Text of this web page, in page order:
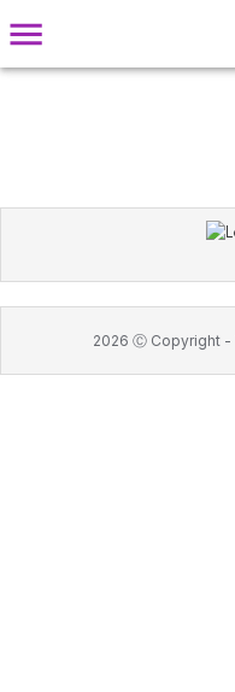
2026 Ⓒ Copyright -